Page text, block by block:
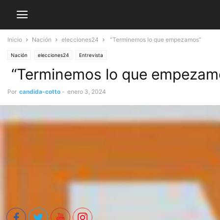
Inicio Nación elecciones24 “Terminemos lo que empezamos”
Nación elecciones24 Entrevista
“Terminemos lo que
Por candida-cotto - enero 3, 2024